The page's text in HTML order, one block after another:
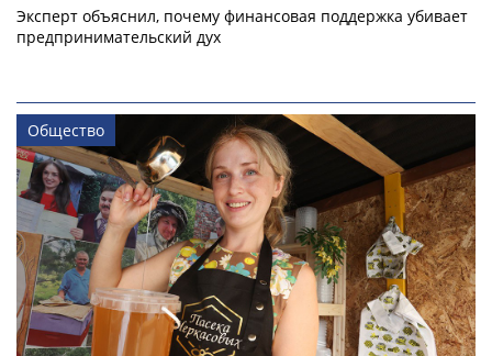
Эксперт объяснил, почему финансовая поддержка убивает
предпринимательский дух
Общество